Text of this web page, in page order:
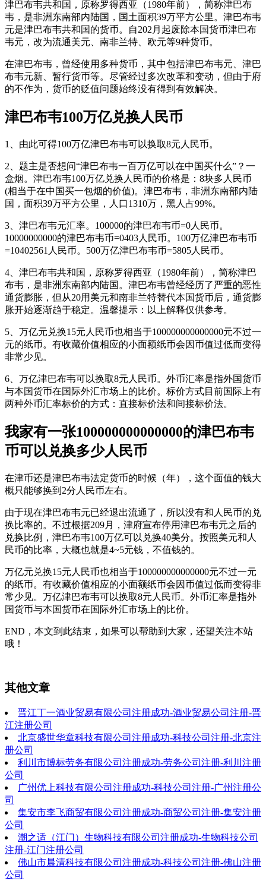
津巴布韦共和国，原称罗得西亚（1980年前），简称津巴布
韦，是非洲东南部内陆国，国土面积39万平方公里。津巴布韦
元是津巴布韦共和国的货币。自202月起废除本国货币津巴布
韦元，改为流通美元、南非兰特、欧元等9种货币。
在津巴布韦，曾经使用多种货币，其中包括津巴布韦元、津巴
布韦元新、暂行货币等。尽管经过多次改革和变动，但由于府
的不作为，货币的贬值问题始终没有得到有效解决。
津巴布韦100万亿兑换人民币
1、由此可得100万亿津巴布韦可以换取8元人民币。
2、题主是否想问“津巴布韦一百万亿可以在中国买什么”？一
盒烟。津巴布韦100万亿兑换人民币的价格是：8块多人民币
(相当于在中国买一包烟的价值)。津巴布韦，非洲东南部内陆
国，面积39万平方公里，人口1310万，黑人占99%。
3、津巴布韦元汇率。100000的津巴布韦币=0人民币。
10000000000的津巴布韦币=0403人民币。100万亿津巴布韦币
=10402561人民币。500万亿津巴布韦币=5805人民币。
4、津巴布韦共和国，原称罗得西亚（1980年前），简称津巴
布韦，是非洲东南部内陆国。津巴布韦曾经经历了严重的恶性
通货膨胀，但从20用美元和南非兰特替代本国货币后，通货膨
胀开始逐渐趋于稳定。温馨提示：以上解释仅供参考。
5、万亿元兑换15元人民币也相当于100000000000000元不过一
元的纸币。有收藏价值相应的小面额纸币会因币值过低而变得
非常少见。
6、万亿津巴布韦可以换取8元人民币。外币汇率是指外国货币
与本国货币在国际外汇市场上的比价。标价方式目前国际上有
两种外币汇率标价的方式：直接标价法和间接标价法。
我家有一张100000000000000的津巴布韦
币可以兑换多少人民币
在津币还是津巴布韦法定货币的时候（年），这个面值的钱大
概只能够换到2分人民币左右。
由于现在津巴布韦元已经退出流通了，所以没有和人民币的兑
换比率的。不过根据209月，津府宣布停用津巴布韦元之后的
兑换比例，津巴布韦100万亿可以兑换40美分。按照美元和人
民币的比率，大概也就是4~5元钱，不值钱的。
万亿元兑换15元人民币也相当于100000000000000元不过一元
的纸币。有收藏价值相应的小面额纸币会因币值过低而变得非
常少见。万亿津巴布韦可以换取8元人民币。外币汇率是指外
国货币与本国货币在国际外汇市场上的比价。
END，本文到此结束，如果可以帮助到大家，还望关注本站
哦！
其他文章
晋江丁一酒业贸易有限公司注册成功-酒业贸易公司注册-晋
江注册公司
北京盛世华章科技有限公司注册成功-科技公司注册-北京注
册公司
利川市博标劳务有限公司注册成功-劳务公司注册-利川注册
公司
广州优上科技有限公司注册成功-科技公司注册-广州注册公
司
集安市李飞商贸有限公司注册成功-商贸公司注册-集安注册
公司
潮之适（江门）生物科技有限公司注册成功-生物科技公司
注册-江门注册公司
佛山市晨清科技有限公司注册成功-科技公司注册-佛山注册
公司